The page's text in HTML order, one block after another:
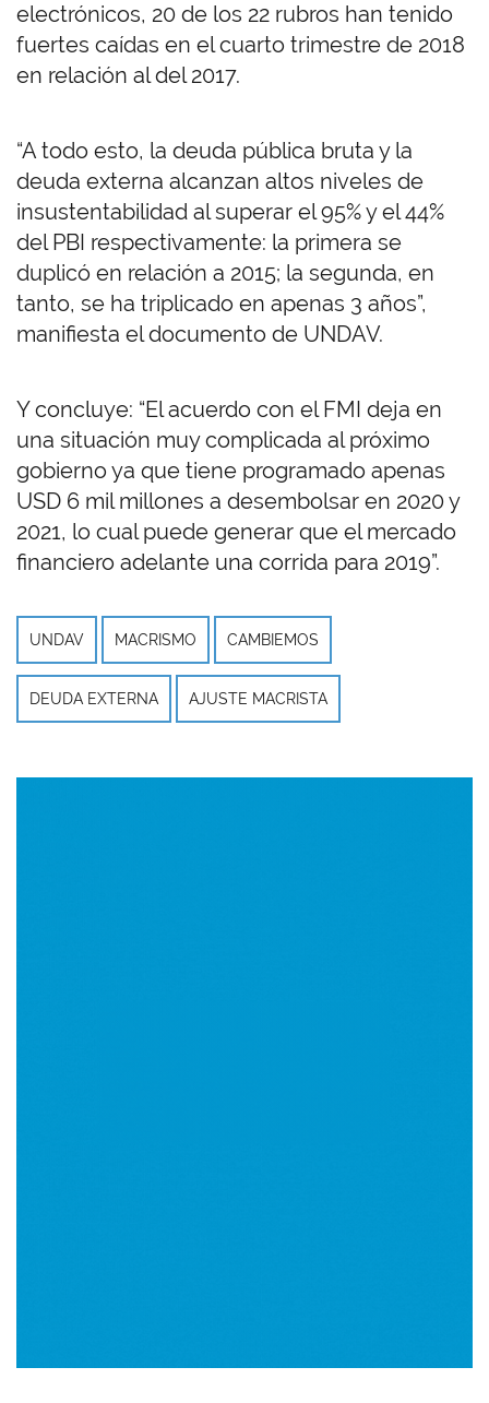
electrónicos, 20 de los 22 rubros han tenido
fuertes caídas en el cuarto trimestre de 2018
en relación al del 2017.
“A todo esto, la deuda pública bruta y la
deuda externa alcanzan altos niveles de
insustentabilidad al superar el 95% y el 44%
del PBI respectivamente: la primera se
duplicó en relación a 2015; la segunda, en
tanto, se ha triplicado en apenas 3 años”,
manifiesta el documento de UNDAV.
Y concluye: “El acuerdo con el FMI deja en
una situación muy complicada al próximo
gobierno ya que tiene programado apenas
USD 6 mil millones a desembolsar en 2020 y
2021, lo cual puede generar que el mercado
financiero adelante una corrida para 2019”.
UNDAV MACRISMO CAMBIEMOS
DEUDA EXTERNA AJUSTE MACRISTA